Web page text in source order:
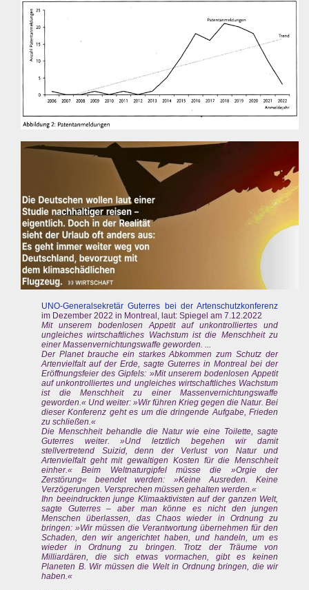
UNO-Generalsekretär Guterres bei der Artenschutzkonferenz
im Dezember 2022 in Montreal, laut: Spiegel am 7.12.2022
Mit unserem bodenlosen Appetit auf unkontrolliertes und
ungleiches wirtschaftliches Wachstum ist die Menschheit zu
einer Massenvernichtungswaffe geworden. ...
Der Planet brauche ein starkes Abkommen zum Schutz der
Artenvielfalt auf der Erde, sagte Guterres in Montreal bei der
Eröffnungsfeier des Gipfels: »Mit unserem bodenlosen Appetit
auf unkontrolliertes und ungleiches wirtschaftliches Wachstum
ist die Menschheit zu einer Massenvernichtungswaffe
geworden.« Und weiter: »Wir führen Krieg gegen die Natur. Bei
dieser Konferenz geht es um die dringende Aufgabe, Frieden
zu schließen.«
Die Menschheit behandle die Natur wie eine Toilette, sagte
Guterres weiter. »Und letztlich begehen wir damit
stellvertretend Suizid, denn der Verlust von Natur und
Artenvielfalt geht mit gewaltigen Kosten für die Menschheit
einher.« Beim Weltnaturgipfel müsse die »Orgie der
Zerstörung« beendet werden: »Keine Ausreden. Keine
Verzögerungen. Versprechen müssen gehalten werden.«
Ihn beeindruckten junge Klimaaktivisten auf der ganzen Welt,
sagte Guterres – aber man könne es nicht den jungen
Menschen überlassen, das Chaos wieder in Ordnung zu
bringen: »Wir müssen die Verantwortung übernehmen für den
Schaden, den wir angerichtet haben, und handeln, um es
wieder in Ordnung zu bringen. Trotz der Träume von
Milliardären, die sich etwas vormachen, gibt es keinen
Planeten B. Wir müssen die Welt in Ordnung bringen, die wir
haben.«